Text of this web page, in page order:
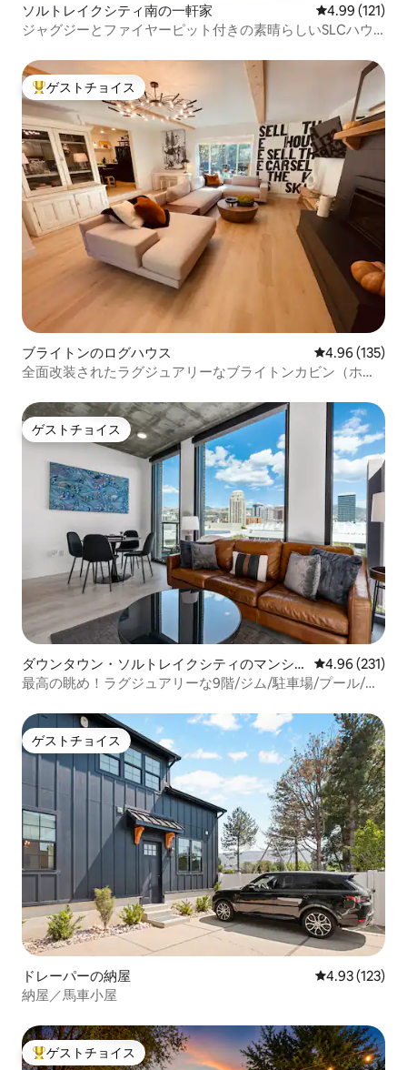
ソルトレイクシティ南の一軒家 レビュー121
4.99 (121)
ジャグジーとファイヤーピット付きの素晴らしいSLCハウ
大好評のゲストチョイスです。
ゲストチョイス
ブライトンのログハウス レビュー135
4.96 (135)
全面改装されたラグジュアリーなブライトンカビン（ホッ
ゲストチョイス
ゲストチョイス
ダウンタウン・ソルトレイクシティのマンシ
ョン・アパート
レビュー231
4.96 (231)
最高の眺め！ラグジュアリーな9階/ジム/駐車場/プール/ジ
ゲストチョイス
ゲストチョイス
ドレーパーの納屋 レビュー123
4.93 (123)
納屋／馬車小屋
大好評のゲストチョイスです。
ゲストチョイス